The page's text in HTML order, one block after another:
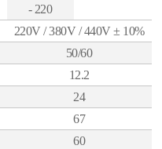
- 220
220V / 380V / 440V ± 10%
50/60
12.2
24
67
60